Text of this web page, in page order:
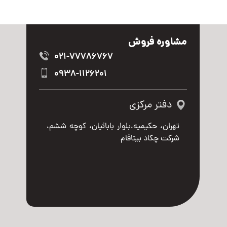
مشاوره فروش
021-77786767
0938-1126201
دفتر مرکزی
تهران، حکیمیه،بلوار بابائیان، کوچه ششم،
شرکت چکاد بیتافام